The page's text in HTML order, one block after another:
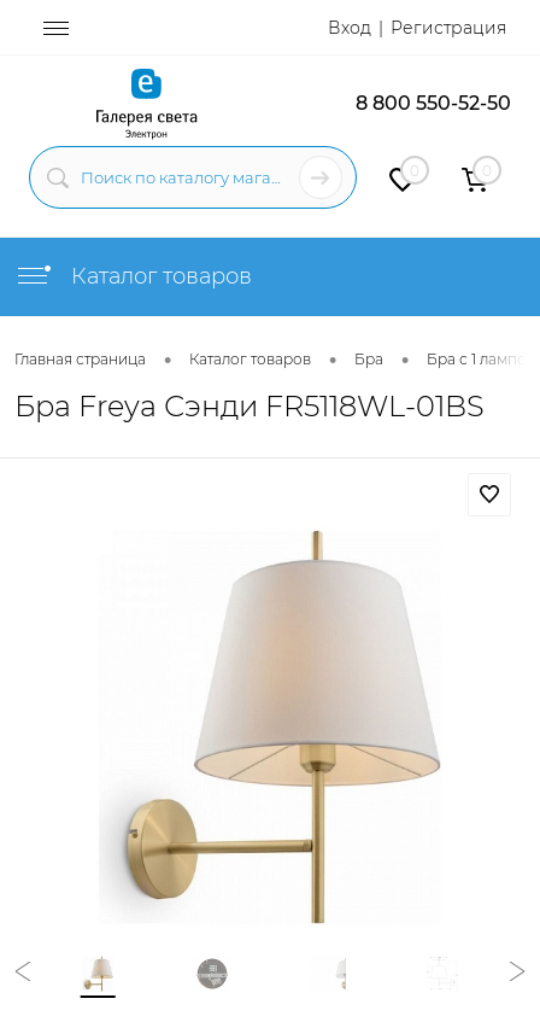
Вход Регистрация
8 800 550-52-50
0 0
Каталог товаров
Главная страница • Каталог товаров • Бра • Бра с 1 лампой
Бра Freya Сэнди FR5118WL-01BS